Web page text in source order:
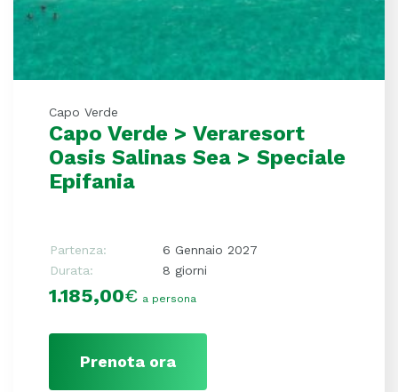
Capo Verde
Capo Verde > Veraresort
Oasis Salinas Sea > Speciale
Epifania
Partenza:
6 Gennaio 2027
Durata:
8 giorni
1.185,00€ a persona
Prenota ora